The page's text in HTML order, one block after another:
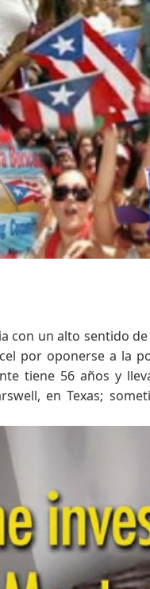
con un alto sentido
por oponerse a la
tiene 56 años y
en Texas;